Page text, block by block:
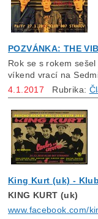
POZVÁNKA: THE
Rok se s rokem
víkend vrací na
4.1.2017 Rubrika:
King Kurt (uk) -
KING KURT (uk)
www.facebook.com/